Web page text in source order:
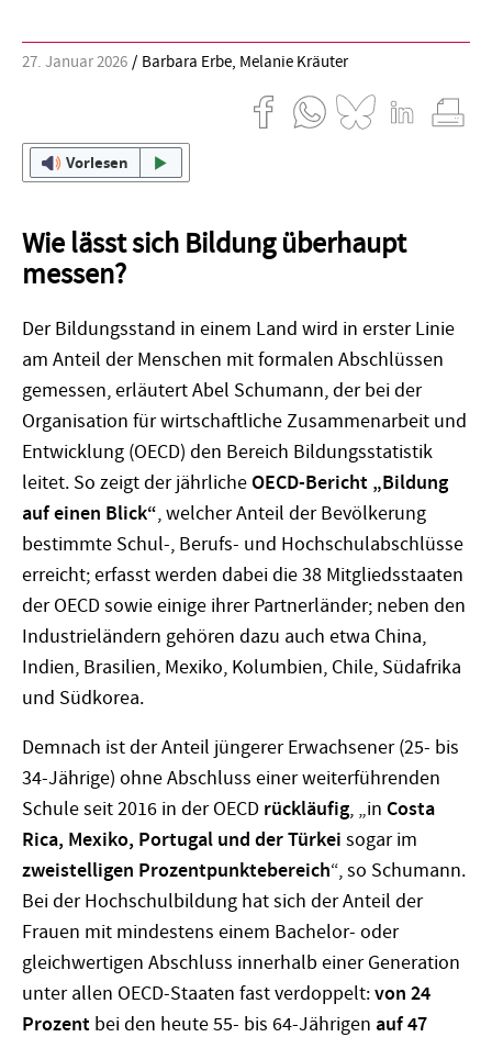
27. Januar 2026 Barbara Erbe, Melanie Kräuter
Vorlesen
Wie lässt sich Bildung überhaupt
messen?
Der Bildungsstand in einem Land wird in erster Linie
am Anteil der Menschen mit formalen Abschlüssen
gemessen, erläutert Abel Schumann, der bei der
Organisation für wirtschaftliche Zusammenarbeit und
Entwicklung (OECD) den Bereich Bildungsstatistik
leitet. So zeigt der jährliche OECD-Bericht „Bildung
auf einen Blick“, welcher Anteil der Bevölkerung
bestimmte Schul-, Berufs- und Hochschulabschlüsse
erreicht; erfasst werden dabei die 38 Mitgliedsstaaten
der OECD sowie einige ihrer Partnerländer; neben den
Industrieländern gehören dazu auch etwa China,
Indien, Brasilien, Mexiko, Kolumbien, Chile, Südafrika
und Südkorea.
Demnach ist der Anteil jüngerer Erwachsener (25- bis
34-Jährige) ohne Abschluss einer weiterführenden
Schule seit 2016 in der OECD rückläufig, „in Costa
Rica, Mexiko, Portugal und der Türkei sogar im
zweistelligen Prozentpunktebereich“, so Schumann.
Bei der Hochschulbildung hat sich der Anteil der
Frauen mit mindestens einem Bachelor- oder
gleichwertigen Abschluss innerhalb einer Generation
unter allen OECD-Staaten fast verdoppelt:von 24
Prozent bei den heute 55- bis 64-Jährigen auf 47